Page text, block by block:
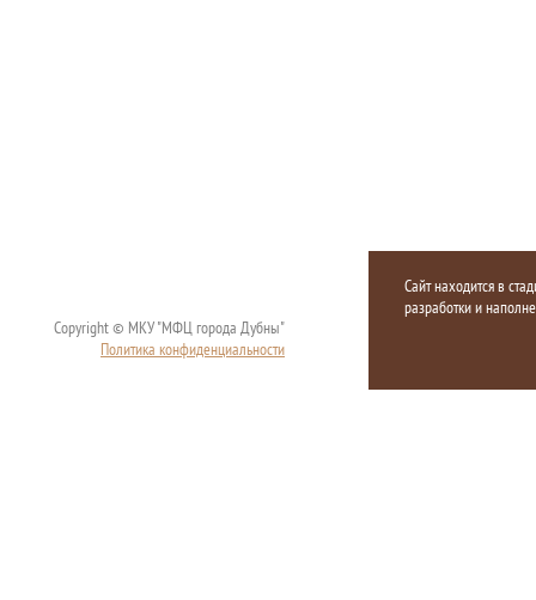
Copyright © МКУ "МФЦ города Дубны"
Политика конфиденциальности
Сайт находится в
разработки и